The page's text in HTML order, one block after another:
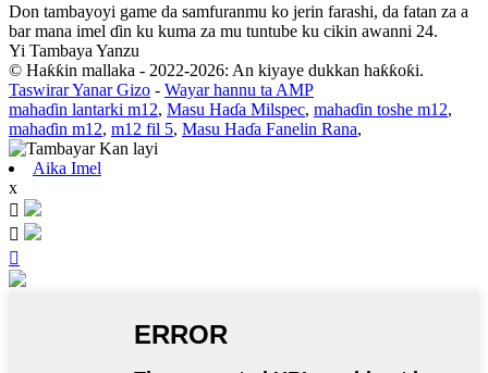
Don tambayoyi game da samfuranmu ko jerin farashi, da fatan za a
bar mana imel ɗin ku kuma za mu tuntube ku cikin awanni 24.
Yi Tambaya Yanzu
© Haƙƙin mallaka - 2022-2026: An kiyaye dukkan haƙƙoƙi.
Taswirar Yanar Gizo - Wayar hannu ta AMP
mahaɗin lantarki m12, Masu Haɗa Milspec, mahaɗin toshe m12,
mahaɗin m12, m12 fil 5, Masu Haɗa Fanelin Rana,
Aika Imel
x


